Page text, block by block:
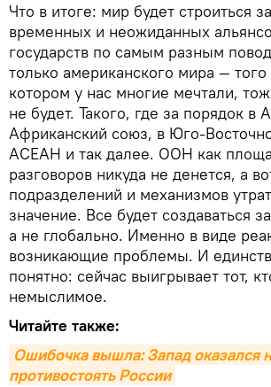
Что в итоге: мир будет строиться
временных и неожиданных
государств по самым разным
только американского мира —
котором у нас многие мечтали,
не будет. Такого, где за порядок в
Африканский союз, в Юго-
АСЕАН и так далее. ООН как
разговоров никуда не денется, а
подразделений и механизмов
значение. Все будет создаваться
а не глобально. Именно в виде
возникающие проблемы. И
понятно: сейчас выигрывает тот,
немыслимое.
Читайте также:
Ошибочка вышла: Запад оказался
противостоять России